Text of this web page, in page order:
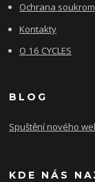
Ochrana
Kontakty
O 16 CYCLES
BLOG
Spuštění nového
KDE NÁS